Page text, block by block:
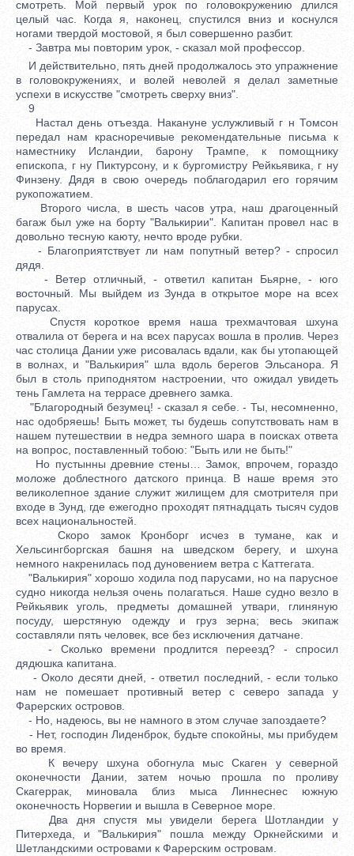
смотреть. Мой первый урок по головокружению длился
целый час. Когда я, наконец, спустился вниз и коснулся
ногами твердой мостовой, я был совершенно разбит.
- Завтра мы повторим урок, - сказал мой профессор.
И действительно, пять дней продолжалось это упражнение
в головокружениях, и волей неволей я делал заметные
успехи в искусстве "смотреть сверху вниз".
9
Настал день отъезда. Накануне услужливый г н Томсон
передал нам красноречивые рекомендательные письма к
наместнику Исландии, барону Трампе, к помощнику
епископа, г ну Пиктурсону, и к бургомистру Рейкьявика, г ну
Финзену. Дядя в свою очередь поблагодарил его горячим
рукопожатием.
Второго числа, в шесть часов утра, наш драгоценный
багаж был уже на борту "Валькирии". Капитан провел нас в
довольно тесную каюту, нечто вроде рубки.
- Благоприятствует ли нам попутный ветер? - спросил
дядя.
- Ветер отличный, - ответил капитан Бьярне, - юго
восточный. Мы выйдем из Зунда в открытое море на всех
парусах.
Спустя короткое время наша трехмачтовая шхуна
отвалила от берега и на всех парусах вошла в пролив. Через
час столица Дании уже рисовалась вдали, как бы утопающей
в волнах, и "Валькирия" шла вдоль берегов Эльсанора. Я
был в столь приподнятом настроении, что ожидал увидеть
тень Гамлета на террасе древнего замка.
"Благородный безумец! - сказал я себе. - Ты, несомненно,
нас одобряешь! Быть может, ты будешь сопутствовать нам в
нашем путешествии в недра земного шара в поисках ответа
на вопрос, поставленный тобою: "Быть или не быть!"
Но пустынны древние стены… Замок, впрочем, гораздо
моложе доблестного датского принца. В наше время это
великолепное здание служит жилищем для смотрителя при
входе в Зунд, где ежегодно проходят пятнадцать тысяч судов
всех национальностей.
Скоро замок Кронборг исчез в тумане, как и
Хельсингборгская башня на шведском берегу, и шхуна
немного накренилась под дуновением ветра с Каттегата.
"Валькирия" хорошо ходила под парусами, но на парусное
судно никогда нельзя очень полагаться. Наше судно везло в
Рейкьявик уголь, предметы домашней утвари, глиняную
посуду, шерстяную одежду и груз зерна; весь экипаж
составляли пять человек, все без исключения датчане.
- Сколько времени продлится переезд? - спросил
дядюшка капитана.
- Около десяти дней, - ответил последний, - если только
нам не помешает противный ветер с северо запада у
Фарерских островов.
- Но, надеюсь, вы не намного в этом случае запоздаете?
- Нет, господин Лиденброк, будьте спокойны, мы прибудем
во время.
К вечеру шхуна обогнула мыс Скаген у северной
оконечности Дании, затем ночью прошла по проливу
Скагеррак, миновала близ мыса Линнеснес южную
оконечность Норвегии и вышла в Северное море.
Два дня спустя мы увидели берега Шотландии у
Питерхеда, и "Валькирия" пошла между Оркнейскими и
Шетландскими островами к Фарерским островам.